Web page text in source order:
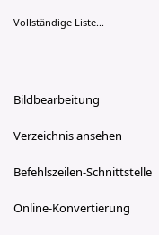
Vollständige Liste...
Bildbearbeitung
Verzeichnis ansehen
Befehlszeilen-Schnittstelle
Online-Konvertierung